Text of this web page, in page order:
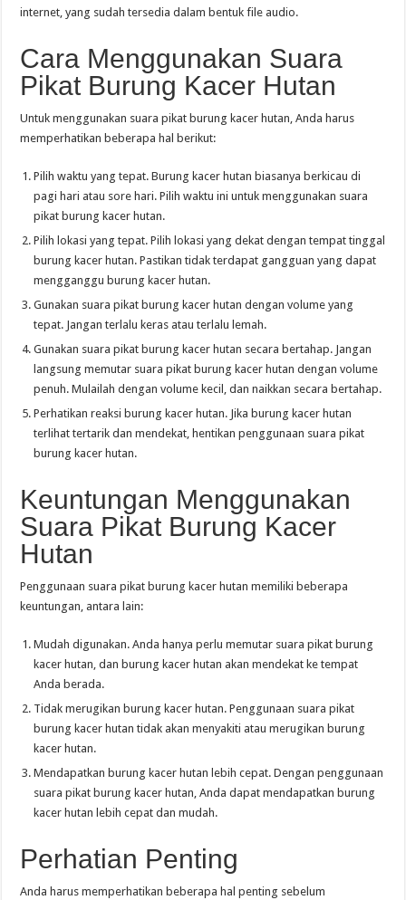
internet, yang sudah tersedia dalam bentuk file audio.
Cara Menggunakan Suara
Pikat Burung Kacer Hutan
Untuk menggunakan suara pikat burung kacer hutan, Anda harus
memperhatikan beberapa hal berikut:
Pilih waktu yang tepat. Burung kacer hutan biasanya berkicau di
pagi hari atau sore hari. Pilih waktu ini untuk menggunakan suara
pikat burung kacer hutan.
Pilih lokasi yang tepat. Pilih lokasi yang dekat dengan tempat tinggal
burung kacer hutan. Pastikan tidak terdapat gangguan yang dapat
mengganggu burung kacer hutan.
Gunakan suara pikat burung kacer hutan dengan volume yang
tepat. Jangan terlalu keras atau terlalu lemah.
Gunakan suara pikat burung kacer hutan secara bertahap. Jangan
langsung memutar suara pikat burung kacer hutan dengan volume
penuh. Mulailah dengan volume kecil, dan naikkan secara bertahap.
Perhatikan reaksi burung kacer hutan. Jika burung kacer hutan
terlihat tertarik dan mendekat, hentikan penggunaan suara pikat
burung kacer hutan.
Keuntungan Menggunakan
Suara Pikat Burung Kacer
Hutan
Penggunaan suara pikat burung kacer hutan memiliki beberapa
keuntungan, antara lain:
Mudah digunakan. Anda hanya perlu memutar suara pikat burung
kacer hutan, dan burung kacer hutan akan mendekat ke tempat
Anda berada.
Tidak merugikan burung kacer hutan. Penggunaan suara pikat
burung kacer hutan tidak akan menyakiti atau merugikan burung
kacer hutan.
Mendapatkan burung kacer hutan lebih cepat. Dengan penggunaan
suara pikat burung kacer hutan, Anda dapat mendapatkan burung
kacer hutan lebih cepat dan mudah.
Perhatian Penting
Anda harus memperhatikan beberapa hal penting sebelum